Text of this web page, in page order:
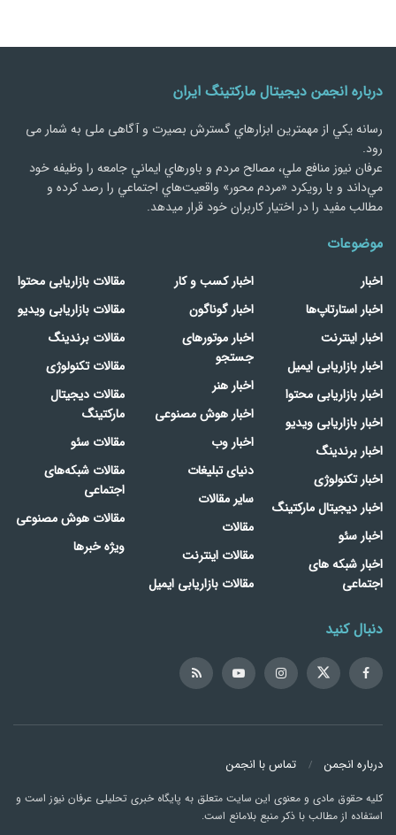
درباره انجمن دیجیتال مارکتینگ ایران
رسانه يكي از مهمترین ابزارهاي گسترش بصیرت و آگاهی ملی به شمار می
رود.
عرفان نیوز منافع ملي، مصالح مردم و باورهاي ايماني جامعه را وظيفه خود
مي‌داند و با رويكرد «مردم‌ محور» واقعيت‌هاي اجتماعي را رصد کرده و
مطالب مفید را در اختیار کاربران خود قرار میدهد.
موضوعات
اخبار
اخبار استارتاپ‌ها
اخبار اینترنت
اخبار بازاریابی ایمیل
اخبار بازاریابی محتوا
اخبار بازاریابی ویدیو
اخبار برندینگ
اخبار تکنولوژی
اخبار دیجیتال مارکتینگ
اخبار سئو
اخبار شبکه های
اجتماعی
اخبار کسب و کار
اخبار گوناگون
اخبار موتورهای
جستجو
اخبار هنر
اخبار هوش مصنوعی
اخبار وب
دنیای تبلیغات
سایر مقالات
مقالات
مقالات اینترنت
مقالات بازاریابی ایمیل
مقالات بازاریابی محتوا
مقالات بازاریابی ویدیو
مقالات برندینگ
مقالات تکنولوژی
مقالات دیجیتال
مارکتینگ
مقالات سئو
مقالات شبکه‌های
اجتماعی
مقالات هوش مصنوعی
ویژه خبرها
دنبال کنید
درباره انجمن تماس با انجمن
کلیه حقوق مادی و معنوی این سایت متعلق به پایگاه خبری تحلیلی عرفان نیوز است و
استفاده از مطالب با ذکر منبع بلامانع است.